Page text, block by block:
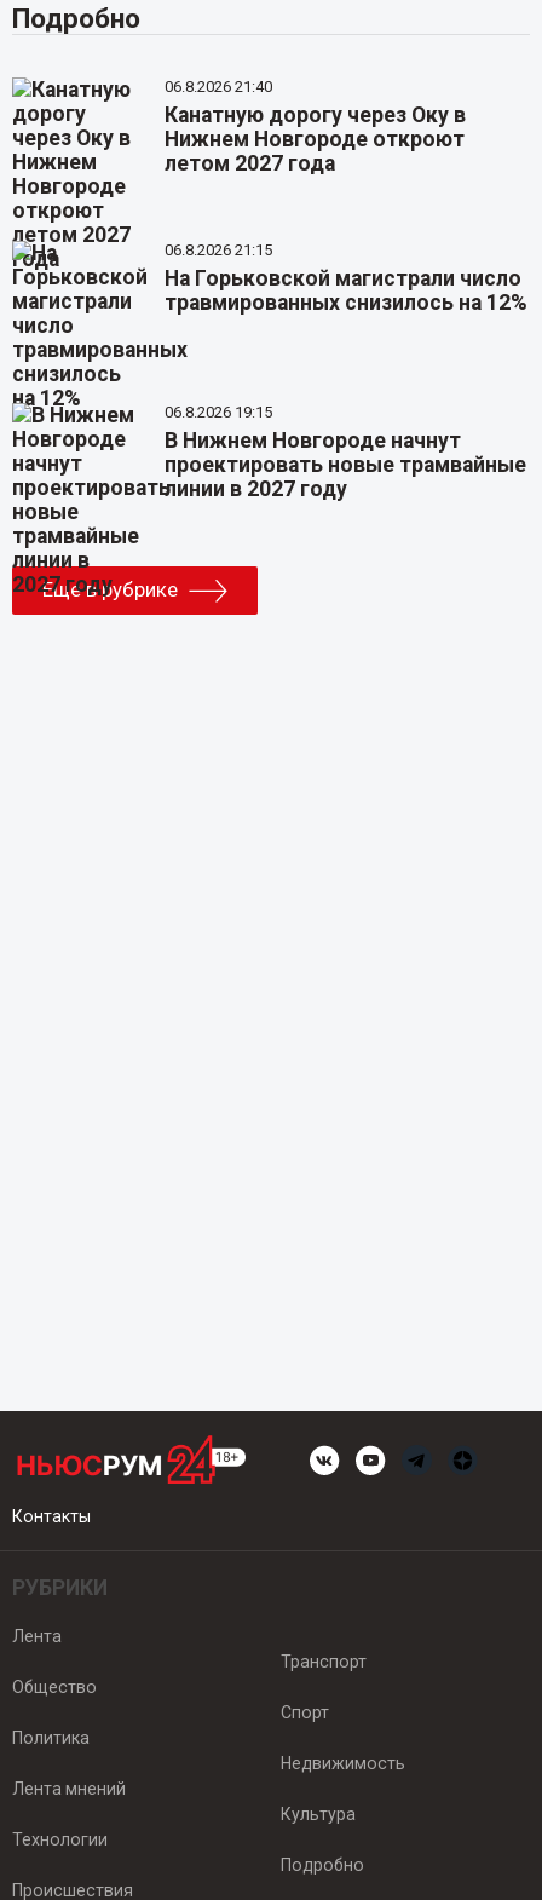
Подробно
06.8.2026 21:40
Канатную дорогу через Оку в
Нижнем Новгороде откроют
летом 2027 года
06.8.2026 21:15
На Горьковской магистрали число
травмированных снизилось на 12%
06.8.2026 19:15
В Нижнем Новгороде начнут
проектировать новые трамвайные
линии в 2027 году
Еще в рубрике
Контакты
РУБРИКИ
Лента
Общество
Политика
Лента мнений
Технологии
Происшествия
Транспорт
Спорт
Недвижимость
Культура
Подробно